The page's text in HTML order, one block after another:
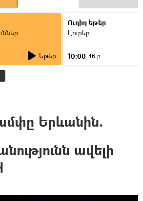
Եթեր
Ուղիղ եթեր
Լուրեր
10:00 46 ր
Երևանին.
ավելի